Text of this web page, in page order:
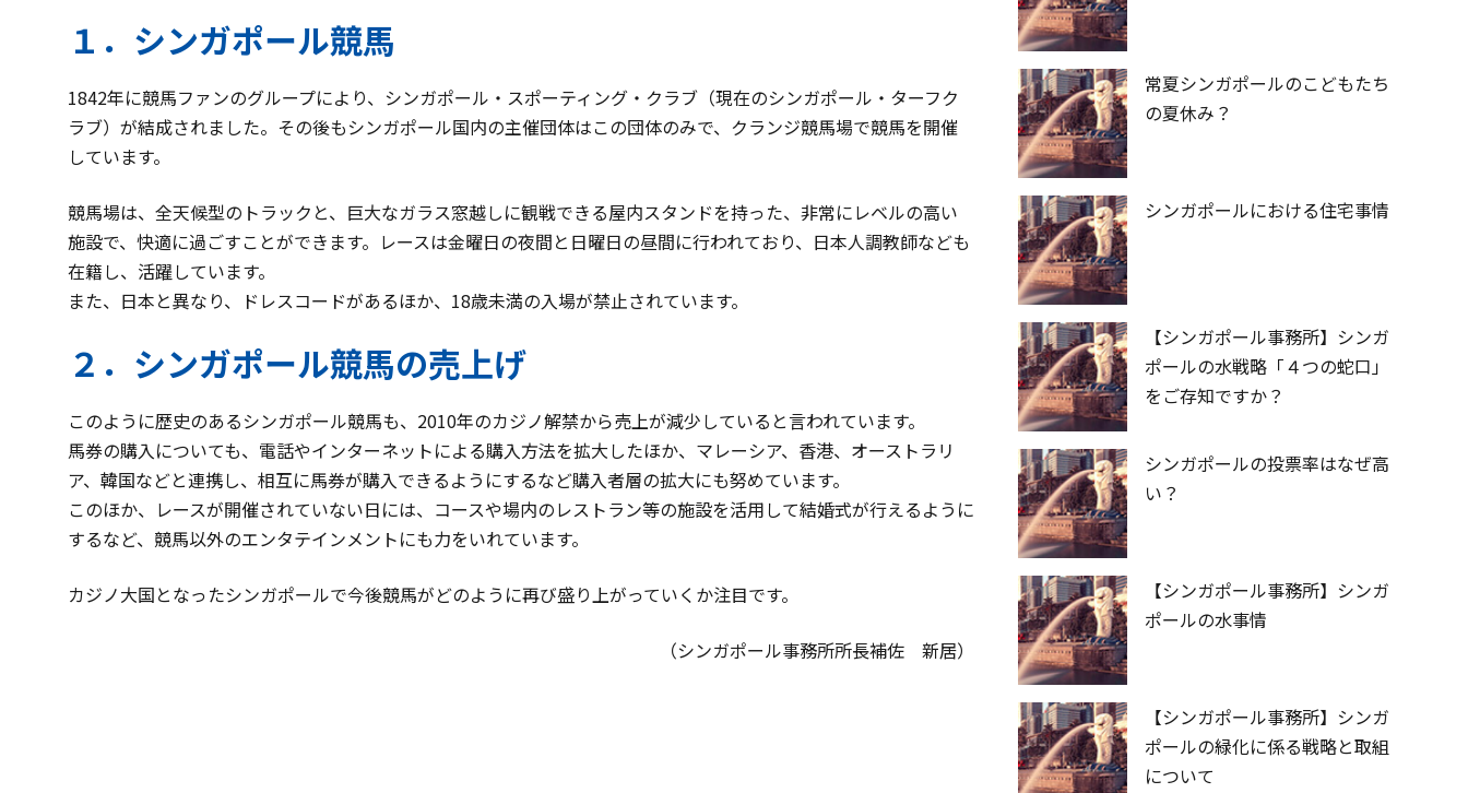
１．シンガポール競馬
1842年に競馬ファンのグループにより、シンガポール・スポーティング・クラブ（現在のシンガポール・ターフク
ラブ）が結成されました。その後もシンガポール国内の主催団体はこの団体のみで、クランジ競馬場で競馬を開催
しています。
競馬場は、全天候型のトラックと、巨大なガラス窓越しに観戦できる屋内スタンドを持った、非常にレベルの高い
施設で、快適に過ごすことができます。レースは金曜日の夜間と日曜日の昼間に行われており、日本人調教師なども
在籍し、活躍しています。
また、日本と異なり、ドレスコードがあるほか、18歳未満の入場が禁止されています。
２．シンガポール競馬の売上げ
このように歴史のあるシンガポール競馬も、2010年のカジノ解禁から売上が減少していると言われています。
馬券の購入についても、電話やインターネットによる購入方法を拡大したほか、マレーシア、香港、オーストラリ
ア、韓国などと連携し、相互に馬券が購入できるようにするなど購入者層の拡大にも努めています。
このほか、レースが開催されていない日には、コースや場内のレストラン等の施設を活用して結婚式が行えるように
するなど、競馬以外のエンタテインメントにも力をいれています。
カジノ大国となったシンガポールで今後競馬がどのように再び盛り上がっていくか注目です。
（シンガポール事務所所長補佐 新居）
常夏シンガポールのこどもたち
の夏休み？
シンガポールにおける住宅事情
【シンガポール事務所】シンガ
ポールの水戦略「４つの蛇口」
をご存知ですか？
シンガポールの投票率はなぜ高
い？
【シンガポール事務所】シンガ
ポールの水事情
【シンガポール事務所】シンガ
ポールの緑化に係る戦略と取組
について